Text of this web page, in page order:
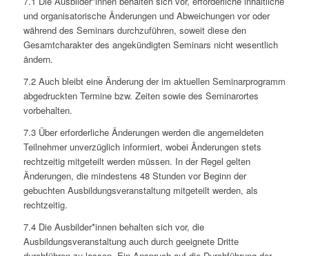
und organisatorische Änderungen und Abweichungen vor oder
während des Seminars durchzuführen, soweit diese den
Gesamtcharakter des angekündigten Seminars nicht wesentlich
ändern.
7.2 Auch bleibt eine Änderung der im aktuellen Seminarprogramm
abgedruckten Termine bzw. Zeiten sowie des Seminarortes
vorbehalten.
7.3 Über erforderliche Änderungen werden die angemeldeten
Teilnehmer unverzüglich informiert, wobei Änderungen stets
rechtzeitig mitgeteilt werden müssen. In der Regel gelten
Änderungen, die mindestens 48 Stunden vor Beginn der
gebuchten Ausbildungsveranstaltung mitgeteilt werden, als
rechtzeitig.
7.4 Die Ausbilder*innen behalten sich vor, die
Ausbildungsveranstaltung auch durch geeignete Dritte